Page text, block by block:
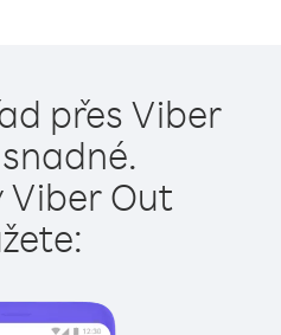
přes Viber
Viber Out